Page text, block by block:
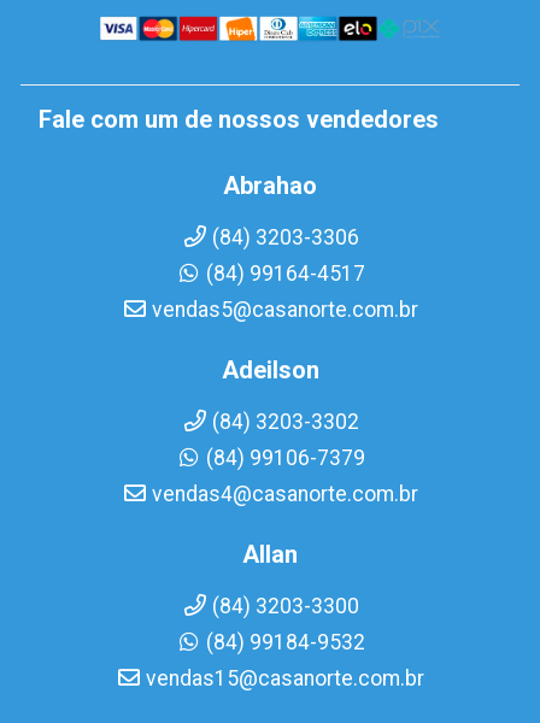
Fale com um de nossos vendedores
Abrahao
(84) 3203-3306
(84) 99164-4517
vendas5@casanorte.com.br
Adeilson
(84) 3203-3302
(84) 99106-7379
vendas4@casanorte.com.br
Allan
(84) 3203-3300
(84) 99184-9532
vendas15@casanorte.com.br